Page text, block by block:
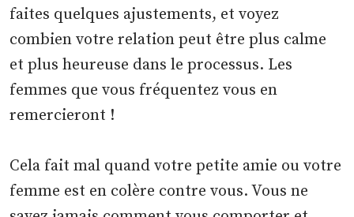
faites quelques ajustements, et voyez
combien votre relation peut être plus calme
et plus heureuse dans le processus. Les
femmes que vous fréquentez vous en
remercieront !
Cela fait mal quand votre petite amie ou votre
femme est en colère contre vous. Vous ne